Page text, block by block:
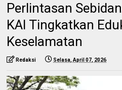
Perlintasan
KAI Tingkatkan
Keselamatan
Redaksi Selasa, April 07, 2026